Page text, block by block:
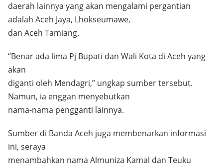
daerah lainnya yang akan mengalami pergantian
adalah Aceh Jaya, Lhokseumawe,
dan Aceh Tamiang.
“Benar ada lima Pj Bupati dan Wali Kota di Aceh yang
akan
diganti oleh Mendagri,” ungkap sumber tersebut.
Namun, ia enggan menyebutkan
nama-nama pengganti lainnya.
Sumber di Banda Aceh juga membenarkan informasi
ini, seraya
menambahkan nama Almuniza Kamal dan Teuku